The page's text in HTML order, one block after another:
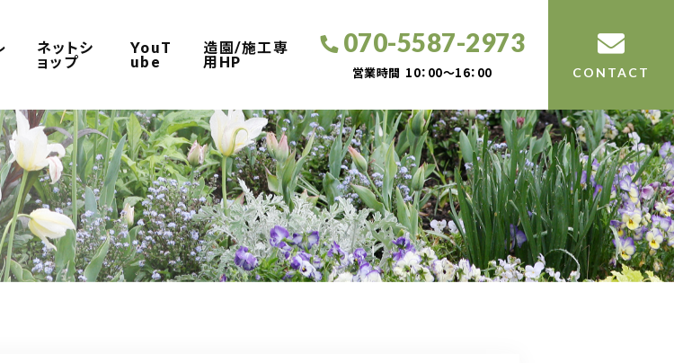
ネットシ
ョップ
YouT
ube
造園/施工専
用HP
070-5587-2973
営業時間 10：00～16：00 CONTACT